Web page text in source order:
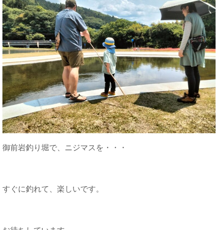
御前岩釣り堀で、ニジマスを・・・
すぐに釣れて、楽しいです。